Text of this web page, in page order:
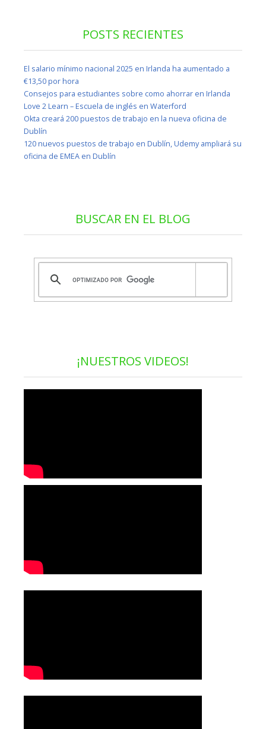
POSTS RECIENTES
El salario mínimo nacional 2025 en Irlanda ha aumentado a
€13,50 por hora
Consejos para estudiantes sobre como ahorrar en Irlanda
Love 2 Learn – Escuela de inglés en Waterford
Okta creará 200 puestos de trabajo en la nueva oficina de
Dublín
120 nuevos puestos de trabajo en Dublín, Udemy ampliará su
oficina de EMEA en Dublín
BUSCAR EN EL BLOG
¡NUESTROS VIDEOS!